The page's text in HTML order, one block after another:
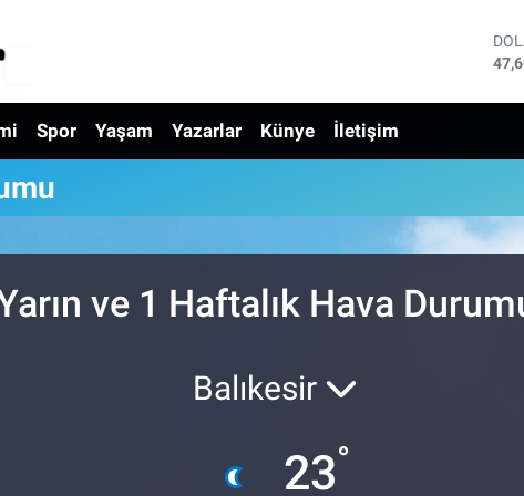
Spor Yaşam Yazarlar Künye İletişim
ve 1 Haftalık Hava
Balıkesir
23°